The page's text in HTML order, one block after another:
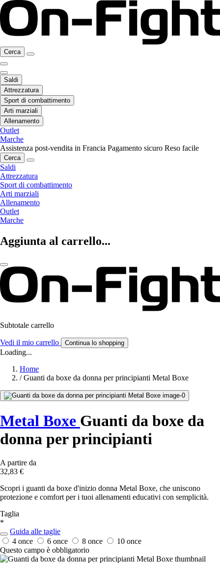
Cerca
Saldi
Attrezzatura
Sport di combattimento
Arti marziali
Allenamento
Outlet
Marche
Assistenza post-vendita in Francia Pagamento sicuro Reso facile
Cerca
Saldi
Attrezzatura
Sport di combattimento
Arti marziali
Allenamento
Outlet
Marche
Aggiunta al carrello...
Subtotale carrello
Vedi il mio carrello Continua lo shopping
Loading...
Home
/ Guanti da boxe da donna per principianti Metal Boxe
Metal Boxe Guanti da boxe da
donna per principianti
A partire da
32,83 €
Scopri i guanti da boxe d'inizio donna Metal Boxe, che uniscono
protezione e comfort per i tuoi allenamenti educativi con semplicità.
Taglia
*
Guida alle taglie
4 once
6 once 8 once
10 once
Questo campo è obbligatorio